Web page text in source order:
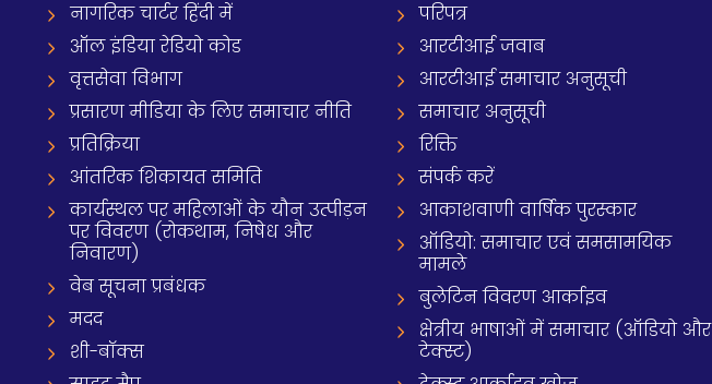
नागरिक चार्टर हिंदी में
ऑल इंडिया रेडियो कोड
वृत्तसेवा विभाग
प्रसारण मीडिया के लिए समाचार नीति
प्रतिक्रिया
आंतरिक शिकायत समिति
कार्यस्थल पर महिलाओं के यौन उत्पीड़न
पर विवरण (रोकथाम, निषेध और
निवारण)
वेब सूचना प्रबंधक
मदद
शी-बॉक्स
परिपत्र
आरटीआई जवाब
आरटीआई समाचार अनुसूची
समाचार अनुसूची
रिक्ति
संपर्क करें
आकाशवाणी वार्षिक पुरस्कार
ऑडियो: समाचार एवं समसामयिक
मामले
बुलेटिन विवरण आर्काइव
क्षेत्रीय भाषाओं में समाचार (ऑडियो और
टेक्स्ट)